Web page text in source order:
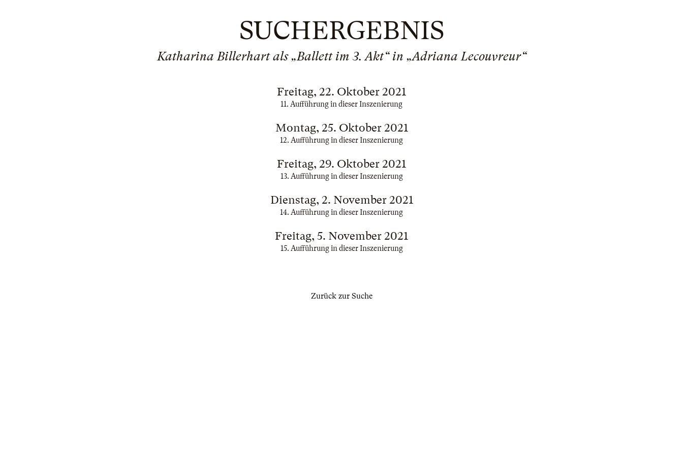
SUCHERGEBNIS
Katharina Billerhart als „Ballett im 3. Akt“ in „Adriana Lecouvreur“
Freitag, 22. Oktober 2021
11. Aufführung in dieser Inszenierung
Montag, 25. Oktober 2021
12. Aufführung in dieser Inszenierung
Freitag, 29. Oktober 2021
13. Aufführung in dieser Inszenierung
Dienstag, 2. November 2021
14. Aufführung in dieser Inszenierung
Freitag, 5. November 2021
15. Aufführung in dieser Inszenierung
Zurück zur Suche